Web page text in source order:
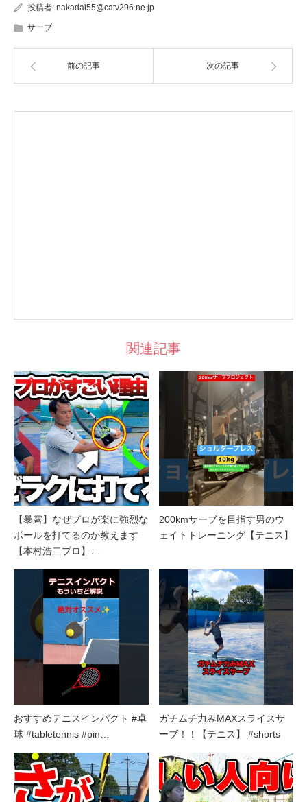
投稿者: nakadai55@catv296.ne.jp
サーブ
前の記事 次の記事
関連記事
【暴露】なぜプロが楽に強烈な
ボールを打てるのか教えます
【本村浩二プロ】…
200kmサーブを目指す男のウ
ェイトトレーニング【テニス】
おすすめテニスインパクト #卓
球 #tabletennis #pin…
ガチムチ力みMAXスライスサ
ーブ！！【テニス】 #shorts